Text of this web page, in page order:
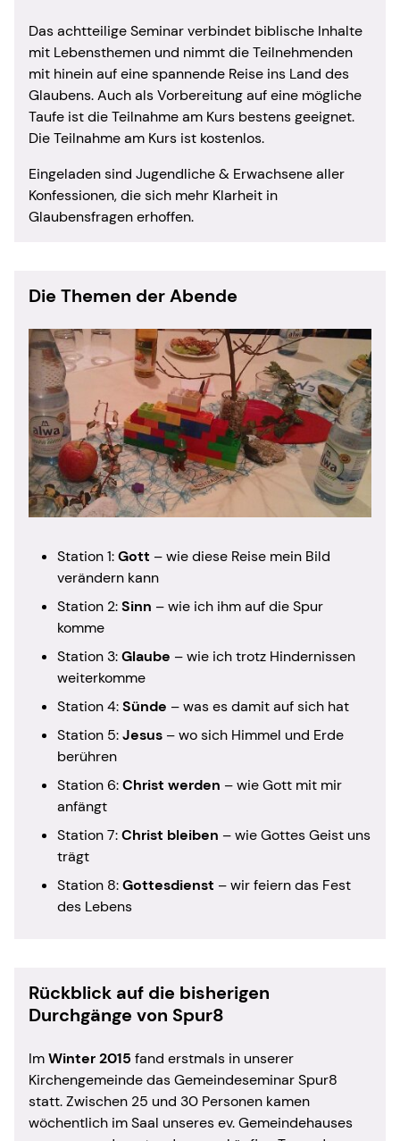
Das achtteilige Seminar verbindet biblische Inhalte
mit Lebensthemen und nimmt die Teilnehmenden
mit hinein auf eine spannende Reise ins Land des
Glaubens. Auch als Vorbereitung auf eine mögliche
Taufe ist die Teilnahme am Kurs bestens geeignet.
Die Teilnahme am Kurs ist kostenlos.
Eingeladen sind Jugendliche & Erwachsene aller
Konfessionen, die sich mehr Klarheit in
Glaubensfragen erhoffen.
Die Themen der Abende
Station 1:Gott – wie diese Reise mein Bild
verändern kann
Station 2:Sinn – wie ich ihm auf die Spur
komme
Station 3:Glaube – wie ich trotz Hindernissen
weiterkomme
Station 4:Sünde – was es damit auf sich hat
Station 5:Jesus – wo sich Himmel und Erde
berühren
Station 6:Christ werden – wie Gott mit mir
anfängt
Station 7:Christ bleiben – wie Gottes Geist uns
trägt
Station 8:Gottesdienst – wir feiern das Fest
des Lebens
Rückblick auf die bisherigen
Durchgänge von Spur8
ImWinter 2015 fand erstmals in unserer
Kirchengemeinde das Gemeindeseminar Spur8
statt. Zwischen 25 und 30 Personen kamen
wöchentlich im Saal unseres ev. Gemeindehauses